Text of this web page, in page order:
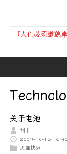
『人们必须道
关于电池
刘丰
2009-10-16
思维快照